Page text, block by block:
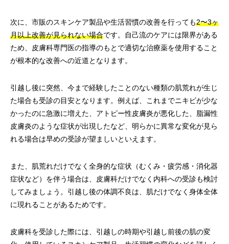
次に、市販のスキンケア製品や生活習慣の改善を行っても2〜3ヶ
月以上改善が見られない場合です。自己流のケアには限界がある
ため、皮膚科専門医の指導のもとで適切な治療薬を使用すること
が根本的な改善への近道となります。
引越し後に突然、今まで経験したことのない種類の肌荒れが生じ
た場合も受診の目安となります。例えば、これまでニキビが少な
かったのに急激に増えた、アトピー性皮膚炎が悪化した、脂漏性
皮膚炎のような症状が出現したなど、明らかに異常な変化が見ら
れる場合は早めの受診が望ましいといえます。
また、肌荒れだけでなく全身的な症状（むくみ・疲労感・消化器
症状など）を伴う場合は、皮膚科だけでなく内科への受診も検討
してみましょう。引越し後の体調不良は、肌だけでなく身体全体
に現れることがあるためです。
皮膚科を受診した際には、引越しの時期や引越し前後の肌の変